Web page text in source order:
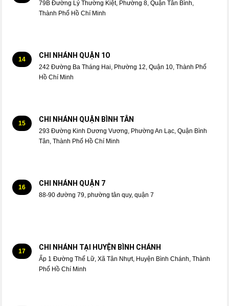
79B Đường Lý Thường Kiệt, Phường 8, Quận Tân Bình,
Thành Phố Hồ Chí Minh
14 CHI NHÁNH QUẬN 1O
242 Đường Ba Tháng Hai, Phường 12, Quận 10, Thành Phố
Hồ Chí Minh
15 CHI NHÁNH QUẬN BÌNH TÂN
293 Đường Kinh Dương Vương, Phường An Lạc, Quận Bình
Tân, Thành Phố Hồ Chí Minh
16 CHI NHÁNH QUẬN 7
88-90 đường 79, phường tân quy, quận 7
17 CHI NHÁNH TẠI HUYỆN BÌNH CHÁNH
Ấp 1 Đường Thế Lữ, Xã Tân Nhựt, Huyện Bình Chánh, Thành
Phố Hồ Chí Minh